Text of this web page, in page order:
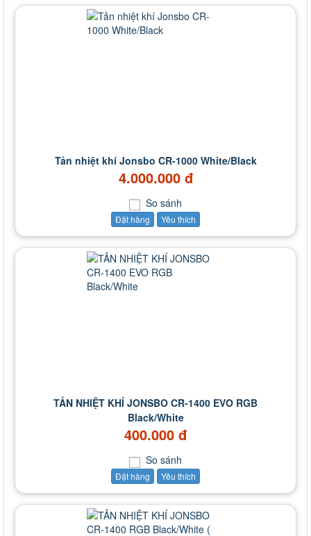
Tản nhiệt khí Jonsbo CR-1000 White/Black
4.000.000 đ
So sánh
Đặt hàng Yêu thích
TẢN NHIỆT KHÍ JONSBO CR-1400 EVO RGB
Black/White
400.000 đ
So sánh
Đặt hàng Yêu thích